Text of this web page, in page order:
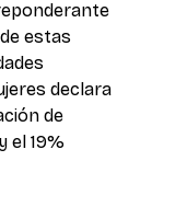
estas
declara
de
el 19%